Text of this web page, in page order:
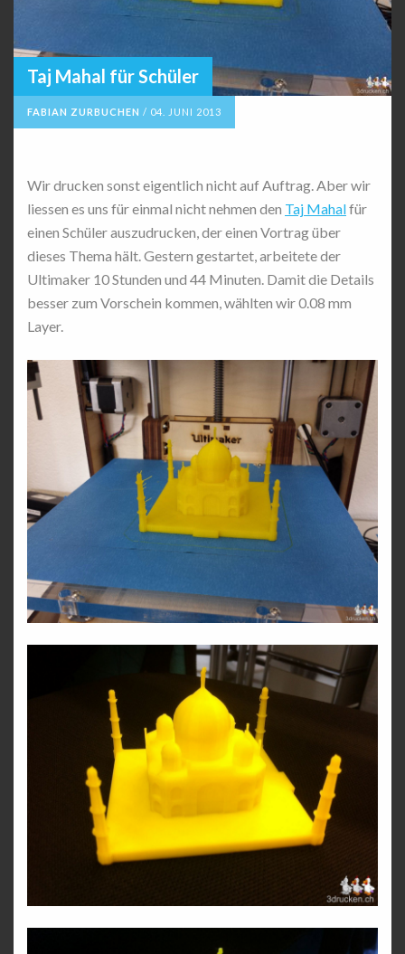
Taj Mahal für Schüler
FABIAN ZURBUCHEN / 04. JUNI 2013
Wir drucken sonst eigentlich nicht auf Auftrag. Aber wir
liessen es uns für einmal nicht nehmen den Taj Mahalfür
einen Schüler auszudrucken, der einen Vortrag über
dieses Thema hält. Gestern gestartet, arbeitete der
Ultimaker 10 Stunden und 44 Minuten. Damit die Details
besser zum Vorschein kommen, wählten wir 0.08 mm
Layer.